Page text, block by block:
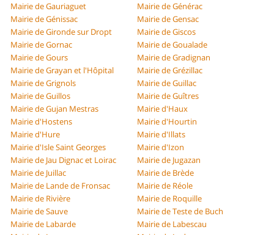
Mairie de Gauriaguet
Mairie de Générac
Mairie de Génissac
Mairie de Gensac
Mairie de Gironde sur Dropt
Mairie de Giscos
Mairie de Gornac
Mairie de Goualade
Mairie de Gours
Mairie de Gradignan
Mairie de Grayan et l'Hôpital
Mairie de Grézillac
Mairie de Grignols
Mairie de Guillac
Mairie de Guillos
Mairie de Guîtres
Mairie de Gujan Mestras
Mairie d'Haux
Mairie d'Hostens
Mairie d'Hourtin
Mairie d'Hure
Mairie d'Illats
Mairie d'Isle Saint Georges
Mairie d'Izon
Mairie de Jau Dignac et Loirac
Mairie de Jugazan
Mairie de Juillac
Mairie de Brède
Mairie de Lande de Fronsac
Mairie de Réole
Mairie de Rivière
Mairie de Roquille
Mairie de Sauve
Mairie de Teste de Buch
Mairie de Labarde
Mairie de Labescau